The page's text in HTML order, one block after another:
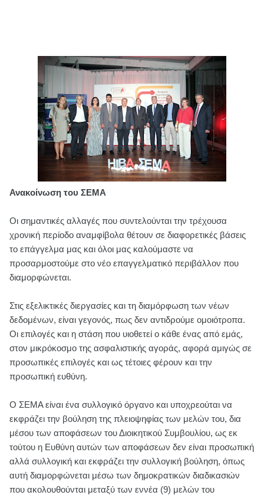
Ανακοίνωση του ΣΕΜΑ
Οι σημαντικές αλλαγές που συντελούνται την τρέχουσα
χρονική περίοδο αναμφίβολα θέτουν σε διαφορετικές βάσεις
το επάγγελμα μας και όλοι μας καλούμαστε να
προσαρμοστούμε στο νέο επαγγελματικό περιβάλλον που
διαμορφώνεται.
Στις εξελικτικές διεργασίες και τη διαμόρφωση των νέων
δεδομένων, είναι γεγονός, πως δεν αντιδρούμε ομοιότροπα.
Οι επιλογές και η στάση που υιοθετεί ο κάθε ένας από εμάς,
στον μικρόκοσμο της ασφαλιστικής αγοράς, αφορά αμιγώς σε
προσωπικές επιλογές και ως τέτοιες φέρουν και την
προσωπική ευθύνη.
Ο ΣΕΜΑ είναι ένα συλλογικό όργανο και υποχρεούται να
εκφράζει την βούληση της πλειοψηφίας των μελών του, δια
μέσου των αποφάσεων του Διοικητικού Συμβουλίου, ως εκ
τούτου η Ευθύνη αυτών των αποφάσεων δεν είναι προσωπική
αλλά συλλογική και εκφράζει την συλλογική βούληση, όπως
αυτή διαμορφώνεται μέσω των δημοκρατικών διαδικασιών
που ακολουθούνται μεταξύ των εννέα (9) μελών του